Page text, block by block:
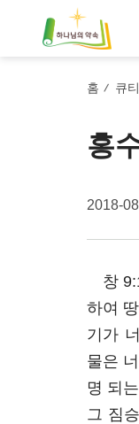
홈 / 큐티
홍
2018-
창
하여
기가
물은
명 되
그 짐